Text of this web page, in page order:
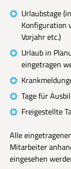
Urlaubstage
Konfiguration
Vorjahr etc.)
Urlaub in
eingetragen
Tage für
Freigestellte
Alle
Mitarbeiter
eingesehen